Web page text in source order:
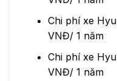
Chi phí xe
VNĐ/ 1 năm
Chi phí xe
VNĐ/ 1 năm